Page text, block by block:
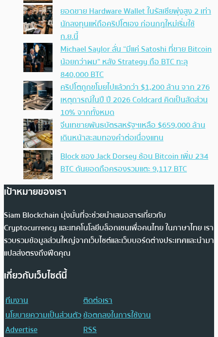
ยอดขาย Hardware Wallet ในรัสเซียพุ่งสูง 2 เท่า
นักลงทุนแห่ถือคริปโตเอง ก่อนกฎใหม่เริ่มใช้
ก.ย.นี้
Michael Saylor ลั่น “มีแค่ Satoshi ที่ขาย Bitcoin
น้อยกว่าผม” หลัง Strategy ถือ BTC ทะลุ
840,000 BTC
คริปโตถูกขโมยไปแล้วกว่า $1,200 ล้าน จาก 276
เหตุการณ์ในปี ปี 2026 Coldcard คิดเป็นสัดส่วน
10% จากทั้งหมด
จีนเทขายพันธบัตรสหรัฐฯเหลือ $659,000 ล้าน
เดินหน้าสะสมทองคำต่อเนื่องแทน
Block ของ Jack Dorsey ช้อน Bitcoin เพิ่ม 234
BTC ดันยอดถือครองรวมแตะ 9,117 BTC
เป้าหมายของเรา
Siam Blockchain มุ่งมั่นที่จะช่วยนำเสนอสารเกี่ยวกับ
Cryptocurrency และเทคโนโลยีบล็อกเชนเพื่อคนไทย ในภาษาไทย เรา
รวบรวมข้อมูลส่วนใหญ่จากเว็บไซต์และเว็บบอร์ดต่างประเทศและนำมา
แปลส่งตรงถึงฟีดคุณ
เกี่ยวกับเว็บไซต์นี้
ทีมงาน
ติดต่อเรา
นโยบายความเป็นส่วนตัวข้อตกลงในการใช้งาน
Advertise
RSS